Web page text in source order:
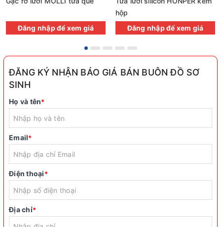
Đăng nhập để xem giá
hộp
Đăng nhập để xem giá
ĐĂNG KÝ NHẬN BÁO GIÁ BÁN BUÔN ĐỒ SƠ
SINH
Họ và tên*
Email*
Điện thoại*
Địa chỉ*